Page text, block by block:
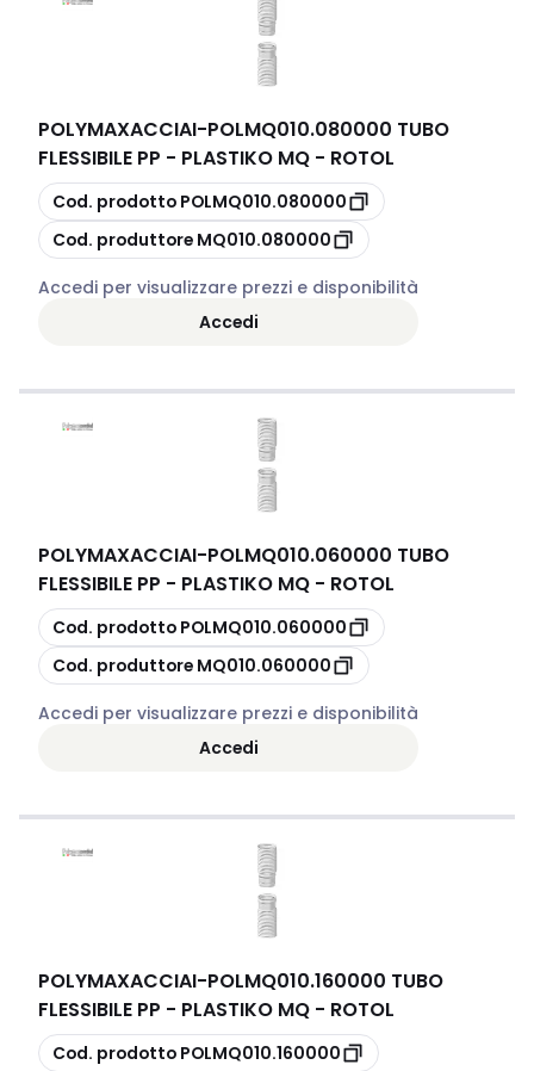
POLYMAXACCIAI-POLMQ010.080000 TUBO
FLESSIBILE PP - PLASTIKO MQ - ROTOL
copia
Cod. prodotto POLMQ010.080000
copia
Cod. produttore MQ010.080000
Accedi per visualizzare prezzi e disponibilità
Accedi
POLYMAXACCIAI-POLMQ010.060000 TUBO
FLESSIBILE PP - PLASTIKO MQ - ROTOL
copia
Cod. prodotto POLMQ010.060000
copia
Cod. produttore MQ010.060000
Accedi per visualizzare prezzi e disponibilità
Accedi
POLYMAXACCIAI-POLMQ010.160000 TUBO
FLESSIBILE PP - PLASTIKO MQ - ROTOL
copia
Cod. prodotto POLMQ010.160000